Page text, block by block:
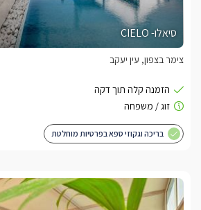
סיאלו- CIELO
צימר בצפון, עין יעקב
בריכה וגקוזי ספא בפרטיות מוחלטת